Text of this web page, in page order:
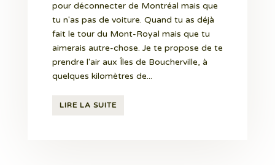
pour déconnecter de Montréal mais que
tu n'as pas de voiture. Quand tu as déjà
fait le tour du Mont-Royal mais que tu
aimerais autre-chose. Je te propose de te
prendre l'air aux Îles de Boucherville, à
quelques kilomètres de...
LIRE LA SUITE